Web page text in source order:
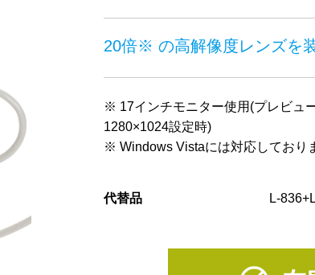
20倍※ の高解像度レンズを
※ 17インチモニター使用(プレビュ
1280×1024設定時)
※ Windows Vistaには対応しており
代替品 L-836+